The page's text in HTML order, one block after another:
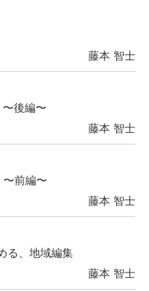
藤本 智士
後編〜
藤本 智士
前編〜
藤本 智士
る、地域編集
藤本 智士